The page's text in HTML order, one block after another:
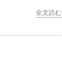
全文読